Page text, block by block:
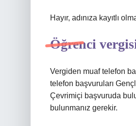
Hayır, adınıza kayıtlı
Öğrenci
Vergiden muaf telefon
telefon başvuruları
Çevrimiçi başvuruda
bulunmanız gerekir.